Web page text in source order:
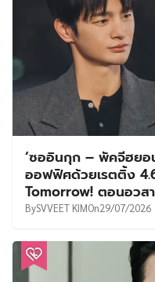
‘ซออินกุก – พัคจีฮยอ
ออฟฟิศด้วยเรตติ้ง
Tomorrow! ตอนอวส
BySVVEET KIMOn29/07/2026